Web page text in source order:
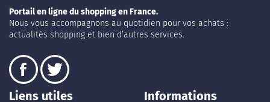
Portail en ligne du shopping en France.
Nous vous accompagnons au quotidien pour vos achats :
actualités shopping et bien d’autres services.
Liens utiles Informations